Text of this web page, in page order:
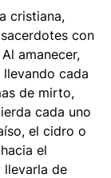
cristiana,
con
amanecer,
cada
de mirto,
cada uno
el cidro o
el
llevarla de